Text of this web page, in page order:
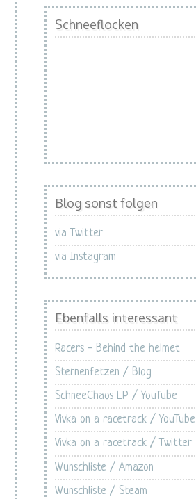
Schneeflocken
Blog sonst folgen
via Twitter
via Instagram
Ebenfalls interessant
Racers - Behind the helmet
Sternenfetzen / Blog
SchneeChaos LP / YouTube
Vivka on a racetrack / YouTube
Vivka on a racetrack / Twitter
Wunschliste / Amazon
Wunschliste / Steam